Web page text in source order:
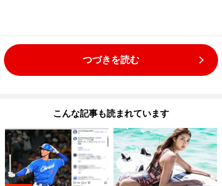
つづきを読む
こんな記事も読まれています